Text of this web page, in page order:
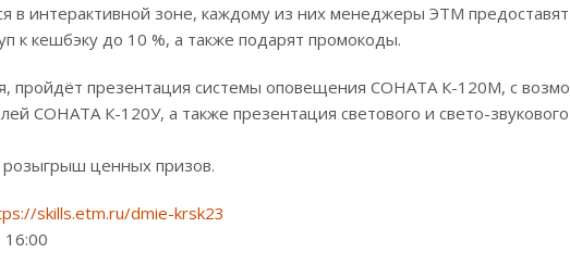
в интерактивной зоне, каждому из них менеджеры ЭТМ
к кешбэку до 10 %, а также подарят промокоды.
пройдёт презентация системы оповещения СОНАТА К-120М, с
СОНАТА К-120У, а также презентация светового и свето-
ценных призов.
skills.etm.ru/dmie-krsk23
16:00